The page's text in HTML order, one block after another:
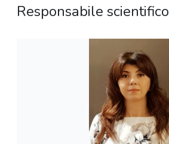
Responsabile scientifico